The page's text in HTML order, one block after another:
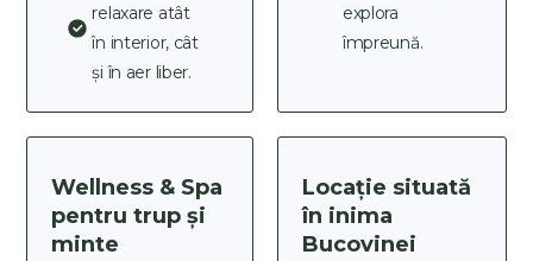
relaxare atât
în interior, cât
și în aer liber.
explora
împreună.
Wellness & Spa
pentru trup și
minte
Locație situată
în inima
Bucovinei